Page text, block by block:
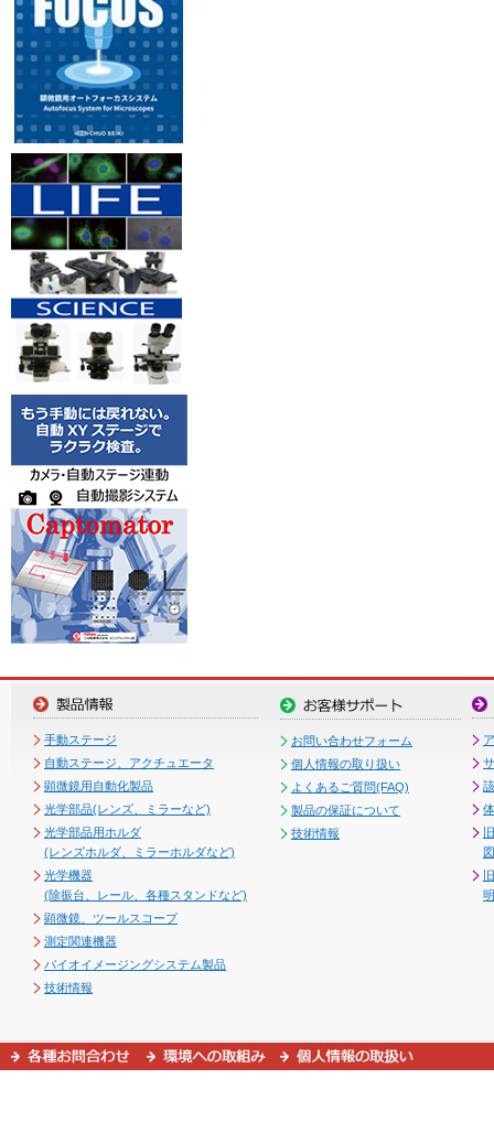
手動ステージ
自動ステージ、アクチュエータ
顕微鏡用自動化製品
光学部品(レンズ、ミラーなど)
光学部品用ホルダ
(レンズホルダ、ミラーホルダなど)
光学機器
(除振台、レール、各種スタンドなど)
顕微鏡、ツールスコープ
測定関連機器
バイオイメージングシステム製品
技術情報
お問い合わせフォーム
個人情報の取り扱い
よくあるご質問(FAQ)
製品の保証について
技術情報